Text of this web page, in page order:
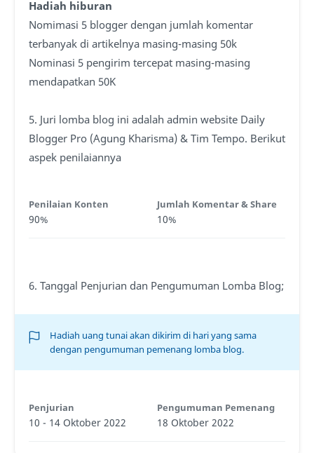
Hadiah hiburan
Nomimasi 5 blogger dengan jumlah komentar
terbanyak di artikelnya masing-masing 50k
Nominasi 5 pengirim tercepat masing-masing
mendapatkan 50K
5. Juri lomba blog ini adalah admin website Daily
Blogger Pro (Agung Kharisma) & Tim Tempo. Berikut
aspek penilaiannya
Penilaian Konten
90%
Jumlah Komentar & Share
10%
6. Tanggal Penjurian dan Pengumuman Lomba Blog;
Hadiah uang tunai akan dikirim di hari yang sama
dengan pengumuman pemenang lomba blog.
Penjurian
10 - 14 Oktober 2022
Pengumuman Pemenang
18 Oktober 2022